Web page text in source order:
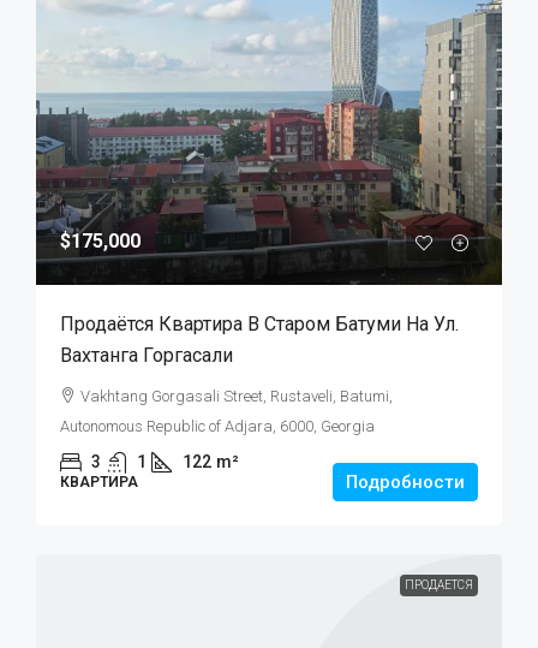
$175,000
Продаётся Квартира В Старом Батуми На Ул.
Вахтанга Горгасали
Vakhtang Gorgasali Street, Rustaveli, Batumi,
Autonomous Republic of Adjara, 6000, Georgia
3 1 122 m²
КВАРТИРА Подробности
ПРОДАЕТСЯ